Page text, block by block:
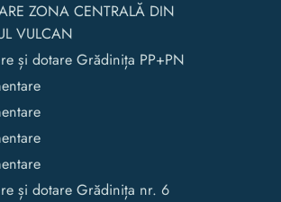
ZONA CENTRALĂ DIN
VULCAN
și dotare Grădinița PP+PN
și dotare Grădinița nr. 6